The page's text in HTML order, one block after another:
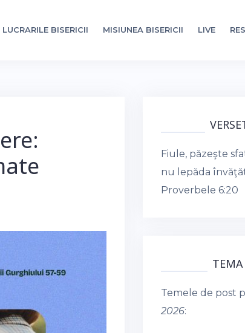
LUCRARILE BISERICII MISIUNEA BISERICII LIVE
Fiule, păzeşte
nu lepăda
Proverbele 6:20
Temele de post
2026: